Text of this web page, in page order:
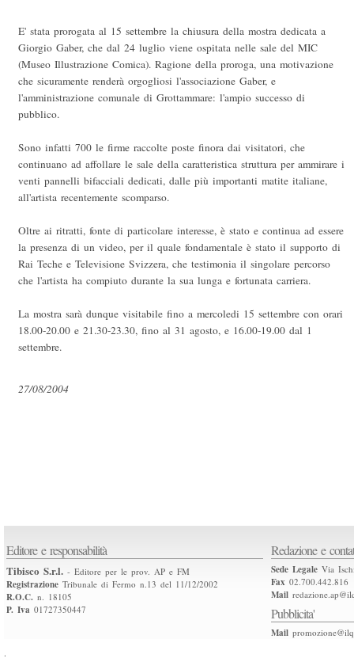
E' stata prorogata al 15 settembre la chiusura della mostra dedicata a
Giorgio Gaber, che dal 24 luglio viene ospitata nelle sale del MIC
(Museo Illustrazione Comica). Ragione della proroga, una motivazione
che sicuramente renderà orgogliosi l'associazione Gaber, e
l'amministrazione comunale di Grottammare: l'ampio successo di
pubblico.
Sono infatti 700 le firme raccolte poste finora dai visitatori, che
continuano ad affollare le sale della caratteristica struttura per ammirare i
venti pannelli bifacciali dedicati, dalle più importanti matite italiane,
all'artista recentemente scomparso.
Oltre ai ritratti, fonte di particolare interesse, è stato e continua ad essere
la presenza di un video, per il quale fondamentale è stato il supporto di
Rai Teche e Televisione Svizzera, che testimonia il singolare percorso
che l'artista ha compiuto durante la sua lunga e fortunata carriera.
La mostra sarà dunque visitabile fino a mercoledi 15 settembre con orari
18.00-20.00 e 21.30-23.30, fino al 31 agosto, e 16.00-19.00 dal 1
settembre.
27/08/2004
Editore e responsabilità
Tibisco S.r.l. - Editore per le prov. AP e FM
Registrazione Tribunale di Fermo n.13 del 11/12/2002
R.O.C. n. 18105
P. Iva 01727350447
Redazione e
Sede Legale Via
Fax 02.700.442.816
Mail
Pubblicita'
Mail
.